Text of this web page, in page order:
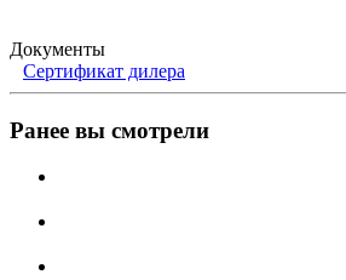
Документы
Сертификат дилера
Ранее вы смотрели